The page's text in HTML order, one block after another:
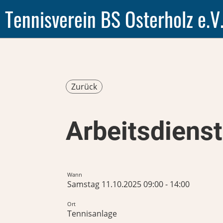
Tennisverein BS Osterholz
Zurück
Arbeitsdienst
Wann
Samstag 11.10.2025 09:00 - 14:00
Ort
Tennisanlage